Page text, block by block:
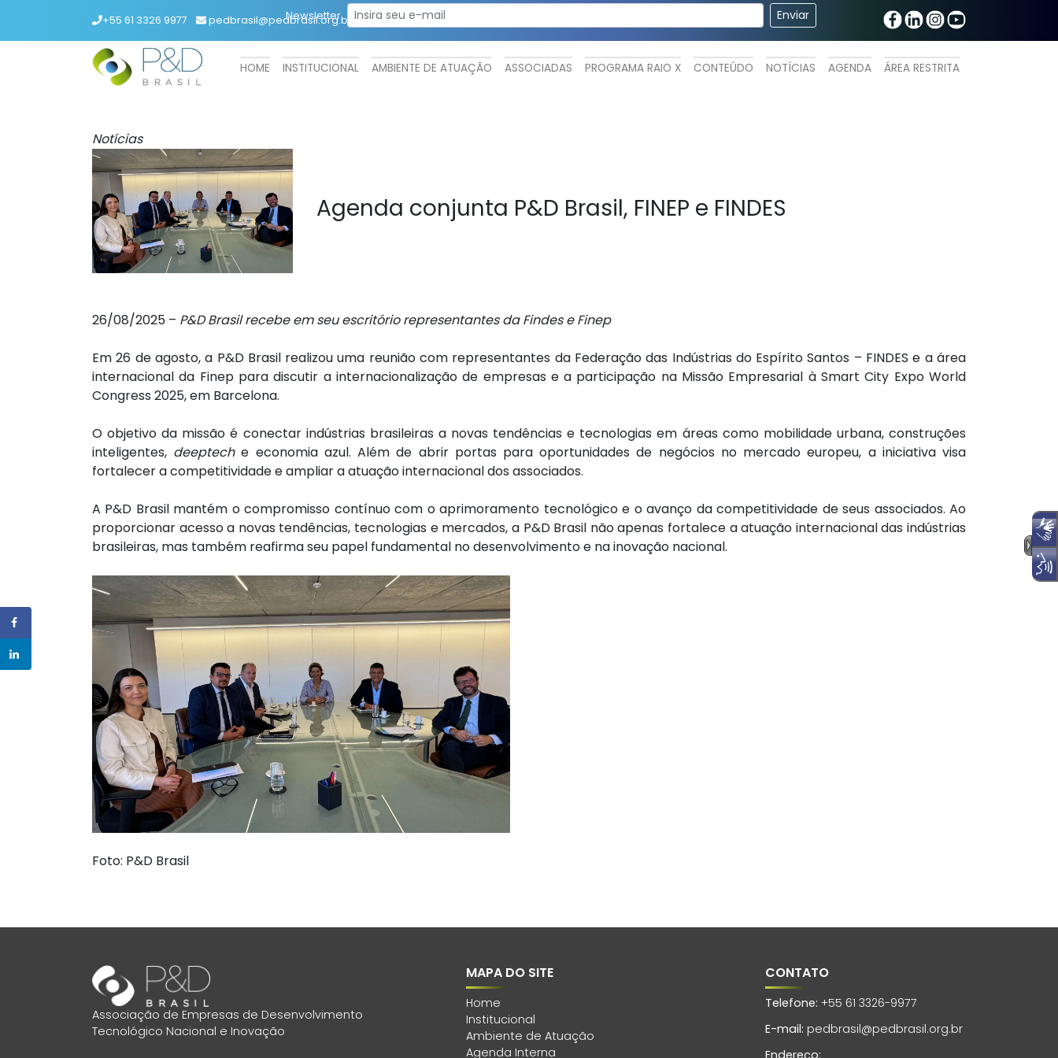
+55 61 3326 9977 pedbrasil@pedbrasil.org.br
Newsletter
HOME INSTITUCIONAL AMBIENTE DE ATUAÇÃO ASSOCIADAS PROGRAMA RAIO X CONTEÚDO NOTÍCIAS AGENDA ÁREA RESTRITA
Notícias
Agenda conjunta P&D Brasil, FINEP e FINDES
26/08/2025 – P&D Brasil recebe em seu escritório representantes da Findes e Finep
Em 26 de agosto, a P&D Brasil realizou uma reunião com representantes da Federação das Indústrias do Espírito Santos – FINDES e a área
internacional da Finep para discutir a internacionalização de empresas e a participação na Missão Empresarial à Smart City Expo World
Congress 2025, em Barcelona.
O objetivo da missão é conectar indústrias brasileiras a novas tendências e tecnologias em áreas como mobilidade urbana, construções
inteligentes, deepteche economia azul. Além de abrir portas para oportunidades de negócios no mercado europeu, a iniciativa visa
fortalecer a competitividade e ampliar a atuação internacional dos associados.
A P&D Brasil mantém o compromisso contínuo com o aprimoramento tecnológico e o avanço da competitividade de seus associados. Ao
proporcionar acesso a novas tendências, tecnologias e mercados, a P&D Brasil não apenas fortalece a atuação internacional das indústrias
brasileiras, mas também reafirma seu papel fundamental no desenvolvimento e na inovação nacional.
Foto: P&D Brasil
Associação de Empresas de Desenvolvimento
Tecnológico Nacional e Inovação
MAPA DO SITE
Home
Institucional
Ambiente de Atuação
Agenda Interna
CONTATO
Telefone: +55 61 3326-9977
E-mail: pedbrasil@pedbrasil.org.br
Endereço: